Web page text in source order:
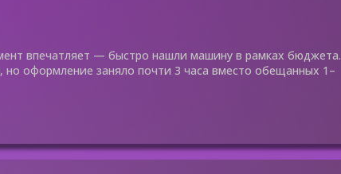
впечатляет — быстро нашли машину в рамках бюджета.
оформление заняло почти 3 часа вместо обещанных 1–